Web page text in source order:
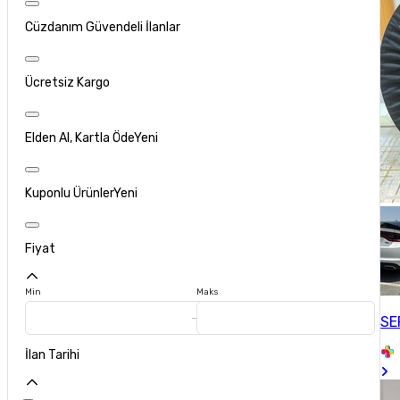
Cüzdanım Güvendeli İlanlar
Ücretsiz Kargo
Elden Al, Kartla ÖdeYeni
Kuponlu ÜrünlerYeni
Fiyat
Min Maks
İlan Tarihi